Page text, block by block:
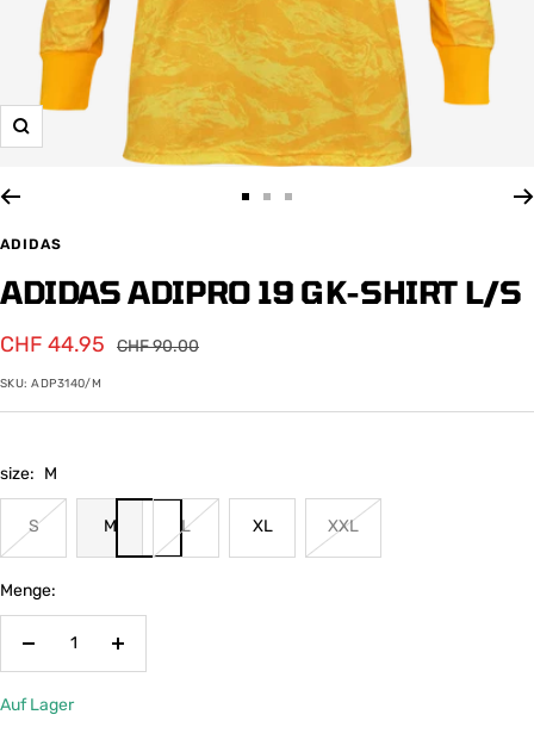
Zoom
gehengehen
gehen
ADIDAS
ADIDAS ADIPRO 19 GK-SHIRT L/S
Angebotspreis
CHF 44.95
Regulärer
CHF 90.00
SKU:ADP3140/M
size: M
S M L XL XXL
Menge:
Menge
Menge
Auf Lager